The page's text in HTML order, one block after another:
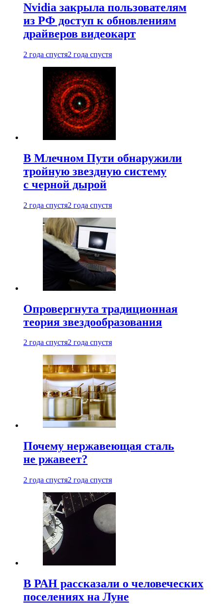
Nvidia закрыла пользователям
из РФ доступ к обновлениям
драйверов видеокарт
2 года спустя2 года спустя
В Млечном Пути обнаружили
тройную звездную систему
с черной дырой
2 года спустя2 года спустя
Опровергнута традиционная
теория звездообразования
2 года спустя2 года спустя
Почему нержавеющая сталь
не ржавеет?
2 года спустя2 года спустя
В РАН рассказали о человеческих
поселениях на Луне